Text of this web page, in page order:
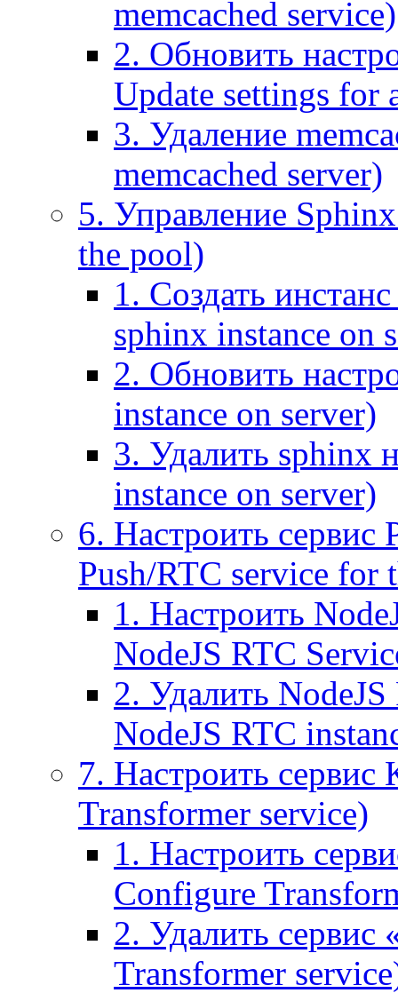
memcached service)
2. Обновить
Update settings for
3. Удаление
memcached server)
5. Управление
the pool)
1. Создать
sphinx instance on
2. Обновить
instance on server)
3. Удалить sphinx
instance on server)
6. Настроить
Push/RTC service for
1. Настроить
NodeJS RTC
2. Удалить
NodeJS RTC
7. Настроить
Transformer service)
1. Настроить
Configure
2. Удалить сервис
Transformer